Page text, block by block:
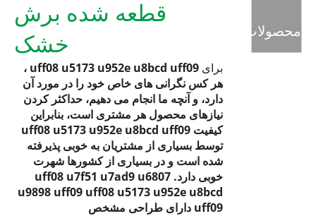
محصولات
قطعه شده برش
خشک
برای uff08 u5173 u952e u8bcd uff09 ،
هر کس نگرانی های خاص خود را در مورد آن
دارد، و آنچه ما انجام می دهیم، حداکثر کردن
نیازهای محصول هر مشتری است، بنابراین
کیفیت uff08 u5173 u952e u8bcd uff09
توسط بسیاری از مشتریان به خوبی پذیرفته
شده است و در بسیاری از کشورها شهرت
خوبی دارد. uff08 u7f51 u7ad9 u6807
u9898 uff09 uff08 u5173 u952e u8bcd
uff09 دارای طراحی مشخص